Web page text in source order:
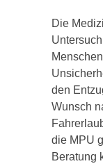
Die
den
Wunsch
die MPU
Beratung